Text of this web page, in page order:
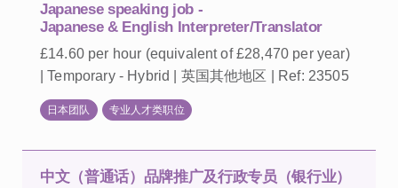
Japanese speaking job -
Japanese & English Interpreter/Translator
£14.60 per hour (equivalent of £28,470 per year)
| Temporary - Hybrid | 英国其他地区 | Ref: 23505
日本团队 专业人才类职位
中文（普通话）品牌推广及行政专员（银行业）